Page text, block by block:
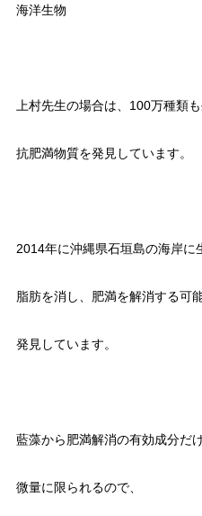
海洋生物
上村先生の場合は、100万種類
抗肥満物質を発見しています。
2014年に沖縄県石垣島の海岸に
脂肪を消し、肥満を解消する可
発見しています。
藍藻から肥満解消の有効成分だ
微量に限られるので、